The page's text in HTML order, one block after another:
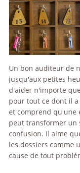
Un bon auditeur de
jusqu'aux petites
d'aider n'importe
pour tout ce dont il
et comprend
peut transformer un
confusion. Il aime
les dossiers comme
cause de tout